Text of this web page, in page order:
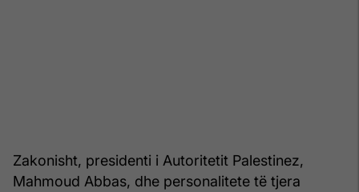
Zakonisht, presidenti i Autoritetit Palestinez,
Mahmoud Abbas, dhe personalitete të tjera